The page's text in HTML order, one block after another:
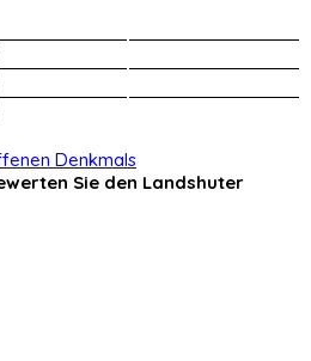
Sie den Landshuter